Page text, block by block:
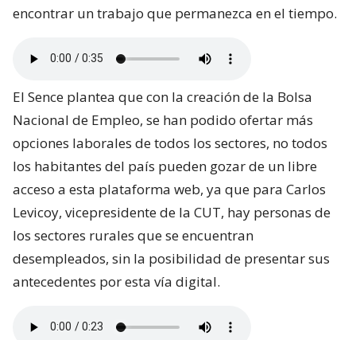
encontrar un trabajo que permanezca en el tiempo.
El Sence plantea que con la creación de la Bolsa
Nacional de Empleo, se han podido ofertar más
opciones laborales de todos los sectores, no todos
los habitantes del país pueden gozar de un libre
acceso a esta plataforma web, ya que para Carlos
Levicoy, vicepresidente de la CUT, hay personas de
los sectores rurales que se encuentran
desempleados, sin la posibilidad de presentar sus
antecedentes por esta vía digital.